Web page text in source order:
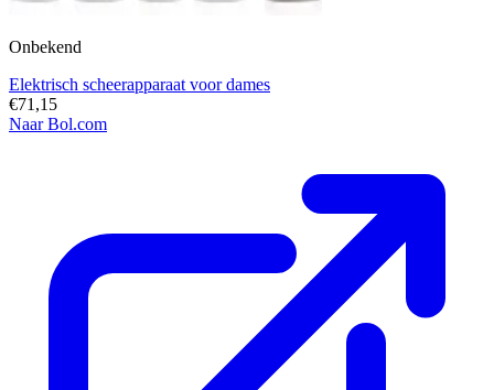
Onbekend
Elektrisch scheerapparaat voor dames
€71,15
Naar Bol.com